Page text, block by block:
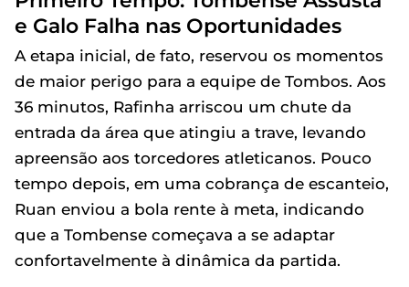
e Galo Falha nas Oportunidades
A etapa inicial, de fato, reservou os momentos
de maior perigo para a equipe de Tombos. Aos
36 minutos, Rafinha arriscou um chute da
entrada da área que atingiu a trave, levando
apreensão aos torcedores atleticanos. Pouco
tempo depois, em uma cobrança de escanteio,
Ruan enviou a bola rente à meta, indicando
que a Tombense começava a se adaptar
confortavelmente à dinâmica da partida.